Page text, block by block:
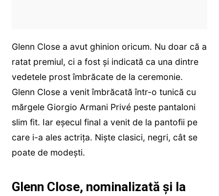
Glenn Close a avut ghinion oricum. Nu doar că a
ratat premiul, ci a fost și indicată ca una dintre
vedetele prost îmbrăcate de la ceremonie.
Glenn Close a venit îmbrăcată într-o tunică cu
mărgele Giorgio Armani Privé peste pantaloni
slim fit. Iar eșecul final a venit de la pantofii pe
care i-a ales actrița. Niște clasici, negri, cât se
poate de modești.
Glenn Close, nominalizată și la